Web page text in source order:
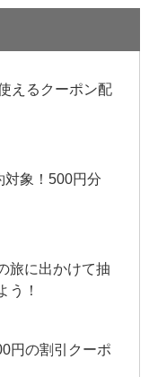
えるクーポン配
対象！500円分
旅に出かけて抽
う！
円の割引クーポ